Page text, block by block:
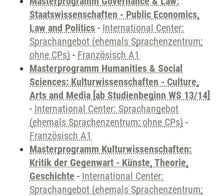
Staatswissenschaften - Public Economics,
Law and Politics - International Center:
Sprachangebot (ehemals Sprachenzentrum;
ohne CPs) - Französisch A1
Masterprogramm Humanities & Social
Sciences: Kulturwissenschaften - Culture,
Arts and Media [ab Studienbeginn WS 13/14]
- International Center: Sprachangebot
(ehemals Sprachenzentrum; ohne CPs) -
Französisch A1
Masterprogramm Kulturwissenschaften:
Kritik der Gegenwart - Künste, Theorie,
Geschichte - International Center:
Sprachangebot (ehemals Sprachenzentrum;